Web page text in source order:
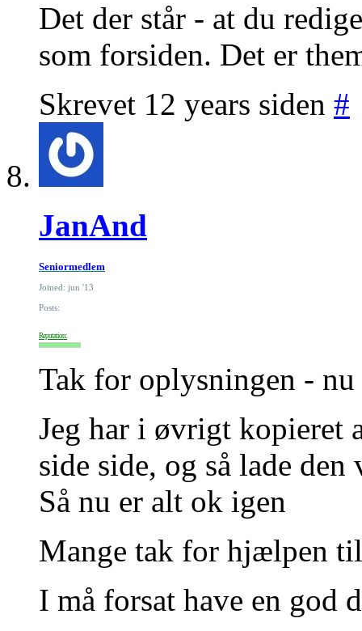
Det der står - at du
som forsiden. Det er
Skrevet 12 years siden #
JanAnd
Seniormedlem
Joined: jun '13
Posts:
Reputation:
Tak for oplysningen -
Jeg har i øvrigt kopieret
side side, og så lade
Så nu er alt ok igen
Mange tak for hjælpen
I må forsat have en god